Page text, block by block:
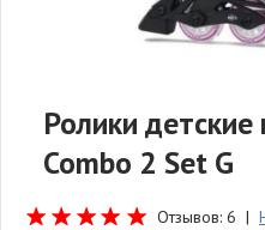
Ролики детские
Combo 2 Set G
Отзывов: 6 |